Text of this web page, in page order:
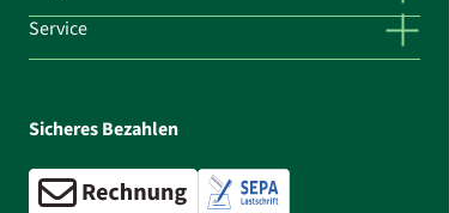
Service
Sicheres Bezahlen